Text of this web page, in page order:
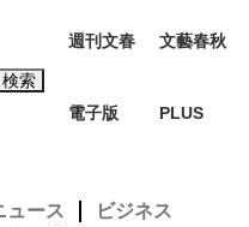
検索
週刊文春
電子版
文藝春秋
PLUS
ュース
ビジネス